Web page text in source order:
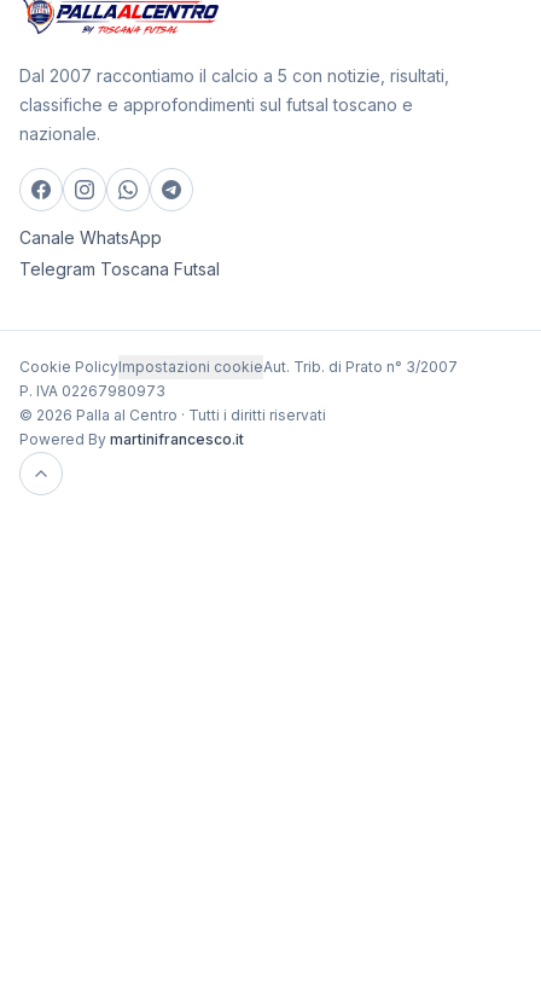
Dal 2007 raccontiamo il calcio a 5 con notizie, risultati,
classifiche e approfondimenti sul futsal toscano e
nazionale.
Canale WhatsApp
Telegram Toscana Futsal
Cookie PolicyImpostazioni cookieAut. Trib. di Prato n° 3/2007
P. IVA 02267980973
© 2026 Palla al Centro · Tutti i diritti riservati
Powered By martinifrancesco.it